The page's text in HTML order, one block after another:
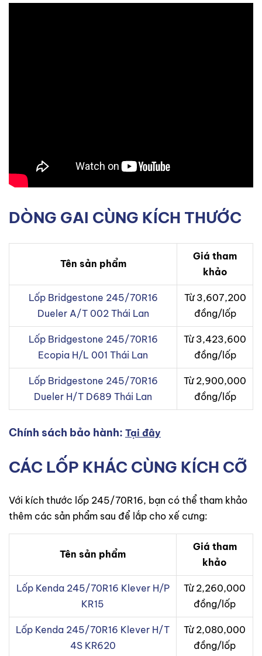
DÒNG GAI CÙNG KÍCH THƯỚC
Tên sản phẩm
Giá tham
khảo
Lốp Bridgestone 245/70R16
Dueler A/T 002 Thái Lan
Từ 3,607,200
đồng/lốp
Lốp Bridgestone 245/70R16
Ecopia H/L 001 Thái Lan
Từ 3,423,600
đồng/lốp
Lốp Bridgestone 245/70R16
Dueler H/T D689 Thái Lan
Từ 2,900,000
đồng/lốp
Chính sách bảo hành: Tại đây
CÁC LỐP KHÁC CÙNG KÍCH CỠ
Với kích thước lốp 245/70R16, bạn có thể tham khảo
thêm các sản phẩm sau để lắp cho xế cưng:
Tên sản phẩm
Giá tham
khảo
Lốp Kenda 245/70R16 Klever H/P
KR15
Từ 2,260,000
đồng/lốp
Lốp Kenda 245/70R16 Klever H/T
4S KR620
Từ 2,080,000
đồng/lốp